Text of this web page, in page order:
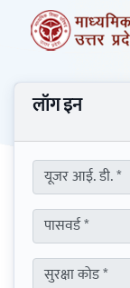
लॉग इन
यूजर आई. डी. *
पासवर्ड *
सुरक्षा कोड *